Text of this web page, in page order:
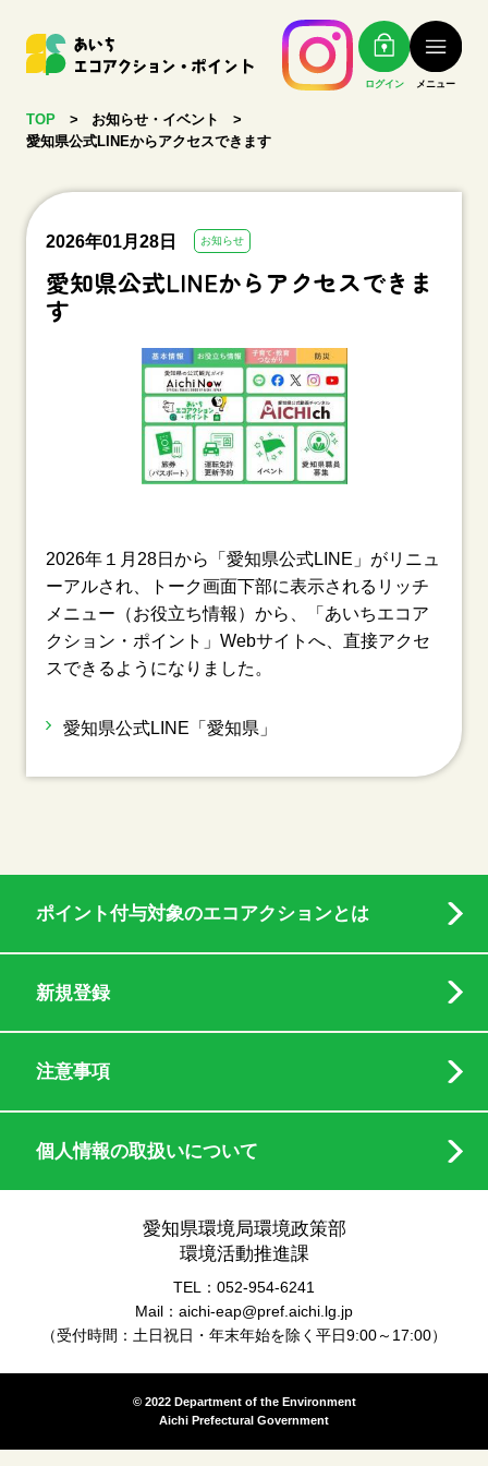
ログイン メニュー
TOP >
お知らせ・イベント >
愛知県公式LINEからアクセスできます
2026年01月28日 お知らせ
愛知県公式LINEからアクセスできま
す
2026年１月28日から「愛知県公式LINE」がリニュ
ーアルされ、トーク画面下部に表示されるリッチ
メニュー（お役立ち情報）から、「あいちエコア
クション・ポイント」Webサイトへ、直接アクセ
スできるようになりました。
愛知県公式LINE「愛知県」
ポイント付与対象のエコアクションとは
新規登録
注意事項
個人情報の取扱いについて
愛知県環境局環境政策部
環境活動推進課
TEL：052-954-6241
Mail：aichi-eap@pref.aichi.lg.jp
（受付時間：土日祝日・年末年始を除く平日9:00～17:00）
© 2022 Department of the Environment
Aichi Prefectural Government